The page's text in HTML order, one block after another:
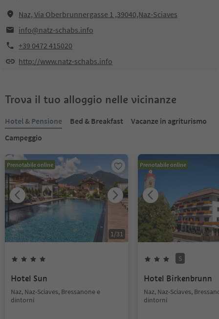
Naz, Via Oberbrunnergasse 1 ,39040,Naz-Sciaves
info@natz-schabs.info
+39 0472 415020
http://www.natz-schabs.info
Trova il tuo alloggio nelle vicinanze
Hotel & Pensione Bed & Breakfast
Vacanze in agriturismo
Campeggio
Prenotabile online
1/31
Hotel Sun
Naz, Naz-Sciaves, Bressanone e
dintorni
Prenotabile online
S
Hotel Birkenbrunn
Naz, Naz-Sciaves,
dintorni